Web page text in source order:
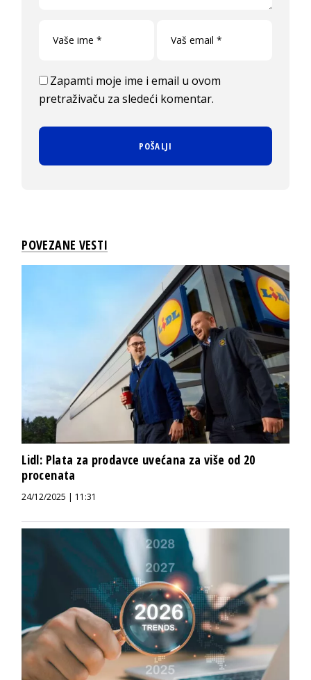
Zapamti moje ime i email u ovom
pretraživaču za sledeći komentar.
POVEZANE VESTI
Lidl: Plata za prodavce uvećana za više od 20
procenata
24/12/2025 | 11:31